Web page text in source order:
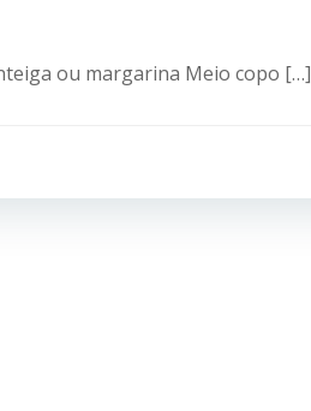
ou margarina Meio copo […]